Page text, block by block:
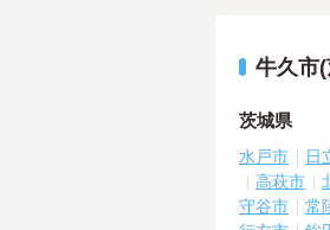
牛久市
茨城県
水戸市 日
高萩市
守谷市
常